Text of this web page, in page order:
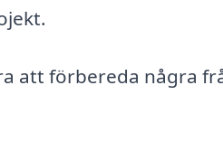
att förbereda några